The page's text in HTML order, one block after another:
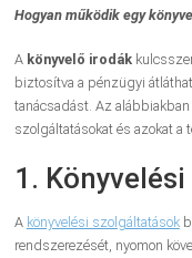
Hogyan működik egy
A könyvelő irodák
biztosítva a pénzügyi
tanácsadást. Az
szolgáltatásokat és azokat a
1.
A könyvelési szolgáltatások
rendszerezését, nyomon